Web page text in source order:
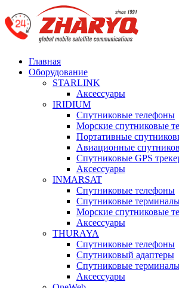
Главная
Оборудование
STARLINK
Аксессуары
IRIDIUM
Спутниковые телефоны
Морские спутниковые
Портативные
Авиационные
Спутниковые GPS
Аксессуары
INMARSAT
Спутниковые телефоны
Спутниковые
Морские спутниковые
Аксессуары
THURAYA
Спутниковые телефоны
Спутниковый адаптеры
Спутниковые
Аксессуары